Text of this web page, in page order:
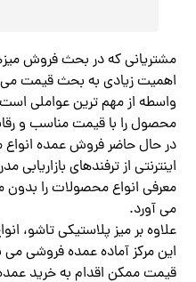
مشتریانی که در بحث فروش
اهمیت زیادی به بحث قیمت
واسطه از مهم ترین عواملی
محصول را با قیمت مناسب و
در حال حاضر فروش عمده انواع
اینترنتی از ترفندهای
معرفی انواع محصولات را
می آورد.
علاوه بر میز پلاستیکی تاشو،
این مرکز آماده عمده فروشی می
قیمت ممکن اقدام به خرید عمده